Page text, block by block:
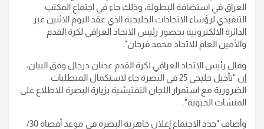
العراق في استضافة البطولة، وذلك جاء في اجتماع المكتب
التنفيذي لرؤساء الاتحادات الخليجية الذي عقد اليوم الاثنين عبر
الدائرة الالكترونية بحضور رئيس الاتحاد العراقي لكرة القدم
والأمين العام للاتحاد محمد فرحان".
وقال رئيس الاتحاد العراقي لكرة القدم عدنان درجال وفق البيان،
إن "تأجيل خليجي 25 في البصرة جاء لاستكمال المتطلبات
الضرورية مع استمرار اللجان التفتيشية بزيارة البصرة للاطلاع على
المنشآت الحيوية".
وأضاف "حدد الاجتماع إعلان جاهزية البصرة في موعد أقصاه 30/